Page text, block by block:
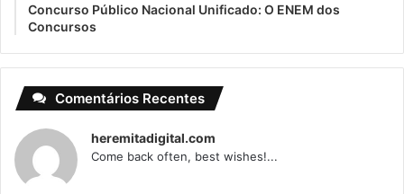
Concurso Público Nacional Unificado: O ENEM dos
Concursos
Comentários Recentes
heremitadigital.com
Come back often, best wishes!...